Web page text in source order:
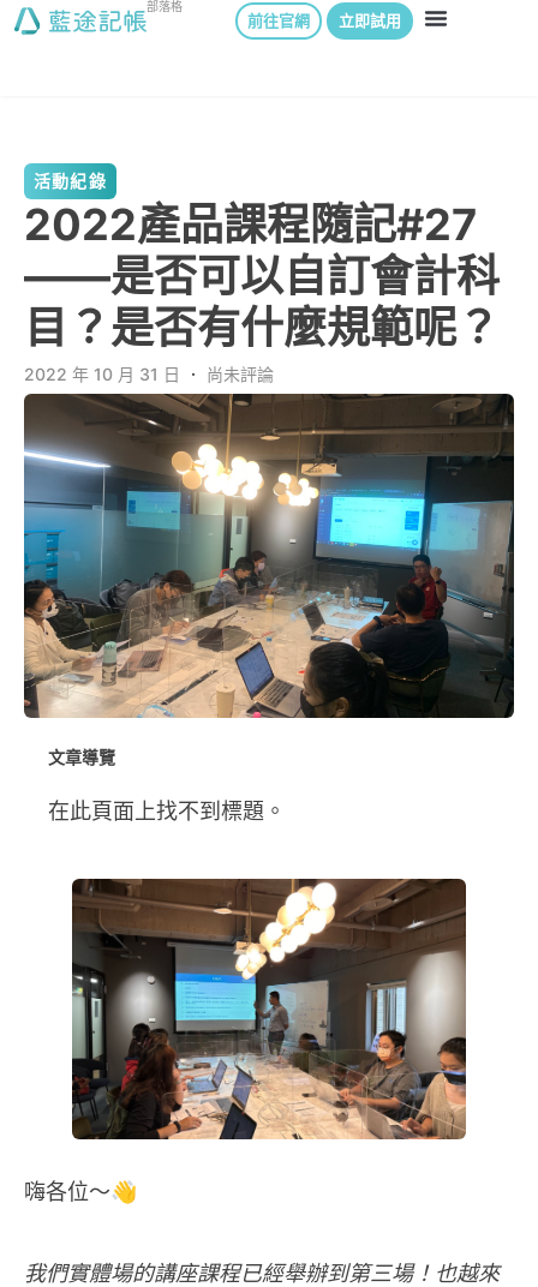
部落格
前往官網 立即試用
活動紀錄
2022產品課程隨記#27
——是否可以自訂會計科
目？是否有什麼規範呢？
2022 年 10 月 31 日 ． 尚未評論
文章導覽
在此頁面上找不到標題。
嗨各位～👋
我們實體場的講座課程已經舉辦到第三場！也越來